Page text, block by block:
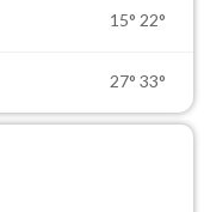
15° 22°
27° 33°